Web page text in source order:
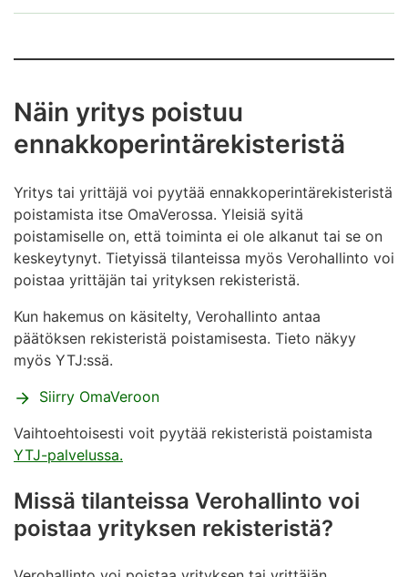
rekisteriin myös myöhemmin, kun sinulla on Y-tunnus.
rekistereihin OmaVerossa
Jos teet perustamisilmoituksen YTJ-palvelussa, voit
ilmoittaa yrityksen ennakkoperintärekisteriin
muutosilmoituksella.
YTJ-palvelu
perustamisilmoituksella YTJ-palvelussa.
Jos sinulla on jo Y-tunnus, voit hakeutua rekisteriin
myös OmaVerossa. Vaihtoehtoisesti voit hakeutua
rekisteriin tekemällä muutosilmoituksen YTJ-
Näin ilmoittaudut Verohallinnon rekistereihin
OmaVerossa
YTJ-palvelu
Näin yritys poistuu
ennakkoperintärekisteristä
Yritys tai yrittäjä voi pyytää ennakkoperintärekisteristä
poistamista itse OmaVerossa. Yleisiä syitä
poistamiselle on, että toiminta ei ole alkanut tai se on
keskeytynyt. Tietyissä tilanteissa myös Verohallinto voi
poistaa yrittäjän tai yrityksen rekisteristä.
Kun hakemus on käsitelty, Verohallinto antaa
päätöksen rekisteristä poistamisesta. Tieto näkyy
myös YTJ:ssä.
Siirry OmaVeroon
Vaihtoehtoisesti voit pyytää rekisteristä poistamista
YTJ-palvelussa.
Missä tilanteissa Verohallinto voi
poistaa yrityksen rekisteristä?